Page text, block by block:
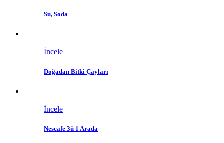
Su, Soda
İncele
Doğadan Bitki Çayları
İncele
Nescafe 3ü 1 Arada